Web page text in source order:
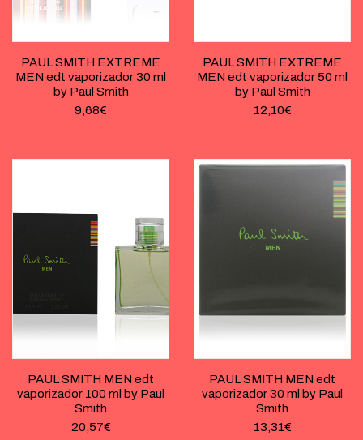
PAUL SMITH EXTREME
MEN edt vaporizador 30 ml
by Paul Smith
9,68€
PAUL SMITH EXTREME
MEN edt vaporizador 50 ml
by Paul Smith
12,10€
PAUL SMITH MEN edt
vaporizador 100 ml by Paul
Smith
20,57€
PAUL SMITH MEN edt
vaporizador 30 ml by Paul
Smith
13,31€